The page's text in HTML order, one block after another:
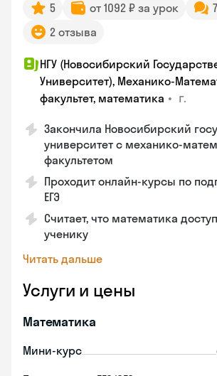
5 от 1092 ₽ за урок
2 отзыва
НГУ (Новосибирский
Университет), Механико-
факультет, математика • г.
Закончилa Новосибирский
университет с механико-
факультетом
Проходит онлайн-курсы по
ЕГЭ
Считает, что математика
ученику
Читать дальше
Услуги и цены
Математика
Мини-курс